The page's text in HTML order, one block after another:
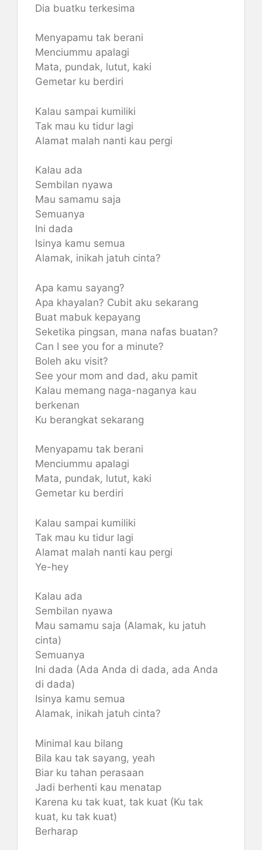
Dia buatku terkesima
Menyapamu tak berani
Menciummu apalagi
Mata, pundak, lutut, kaki
Gemetar ku berdiri
Kalau sampai kumiliki
Tak mau ku tidur lagi
Alamat malah nanti kau pergi
Kalau ada
Sembilan nyawa
Mau samamu saja
Semuanya
Ini dada
Isinya kamu semua
Alamak, inikah jatuh cinta?
Apa kamu sayang?
Apa khayalan? Cubit aku sekarang
Buat mabuk kepayang
Seketika pingsan, mana nafas buatan?
Can I see you for a minute?
Boleh aku visit?
See your mom and dad, aku pamit
Kalau memang naga-naganya kau
berkenan
Ku berangkat sekarang
Menyapamu tak berani
Menciummu apalagi
Mata, pundak, lutut, kaki
Gemetar ku berdiri
Kalau sampai kumiliki
Tak mau ku tidur lagi
Alamat malah nanti kau pergi
Ye-hey
Kalau ada
Sembilan nyawa
Mau samamu saja (Alamak, ku jatuh
cinta)
Semuanya
Ini dada (Ada Anda di dada, ada Anda
di dada)
Isinya kamu semua
Alamak, inikah jatuh cinta?
Minimal kau bilang
Bila kau tak sayang, yeah
Biar ku tahan perasaan
Jadi berhenti kau menatap
Karena ku tak kuat, tak kuat (Ku tak
kuat, ku tak kuat)
Berharap